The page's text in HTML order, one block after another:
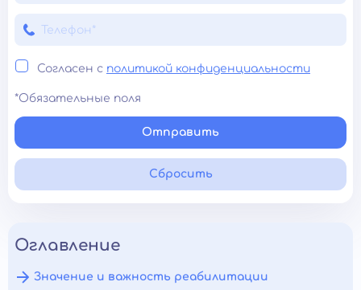
Согласен с политикой конфиденциальности
*Обязательные поля
Отправить
Сбросить
Оглавление
Значение и важность реабилитации